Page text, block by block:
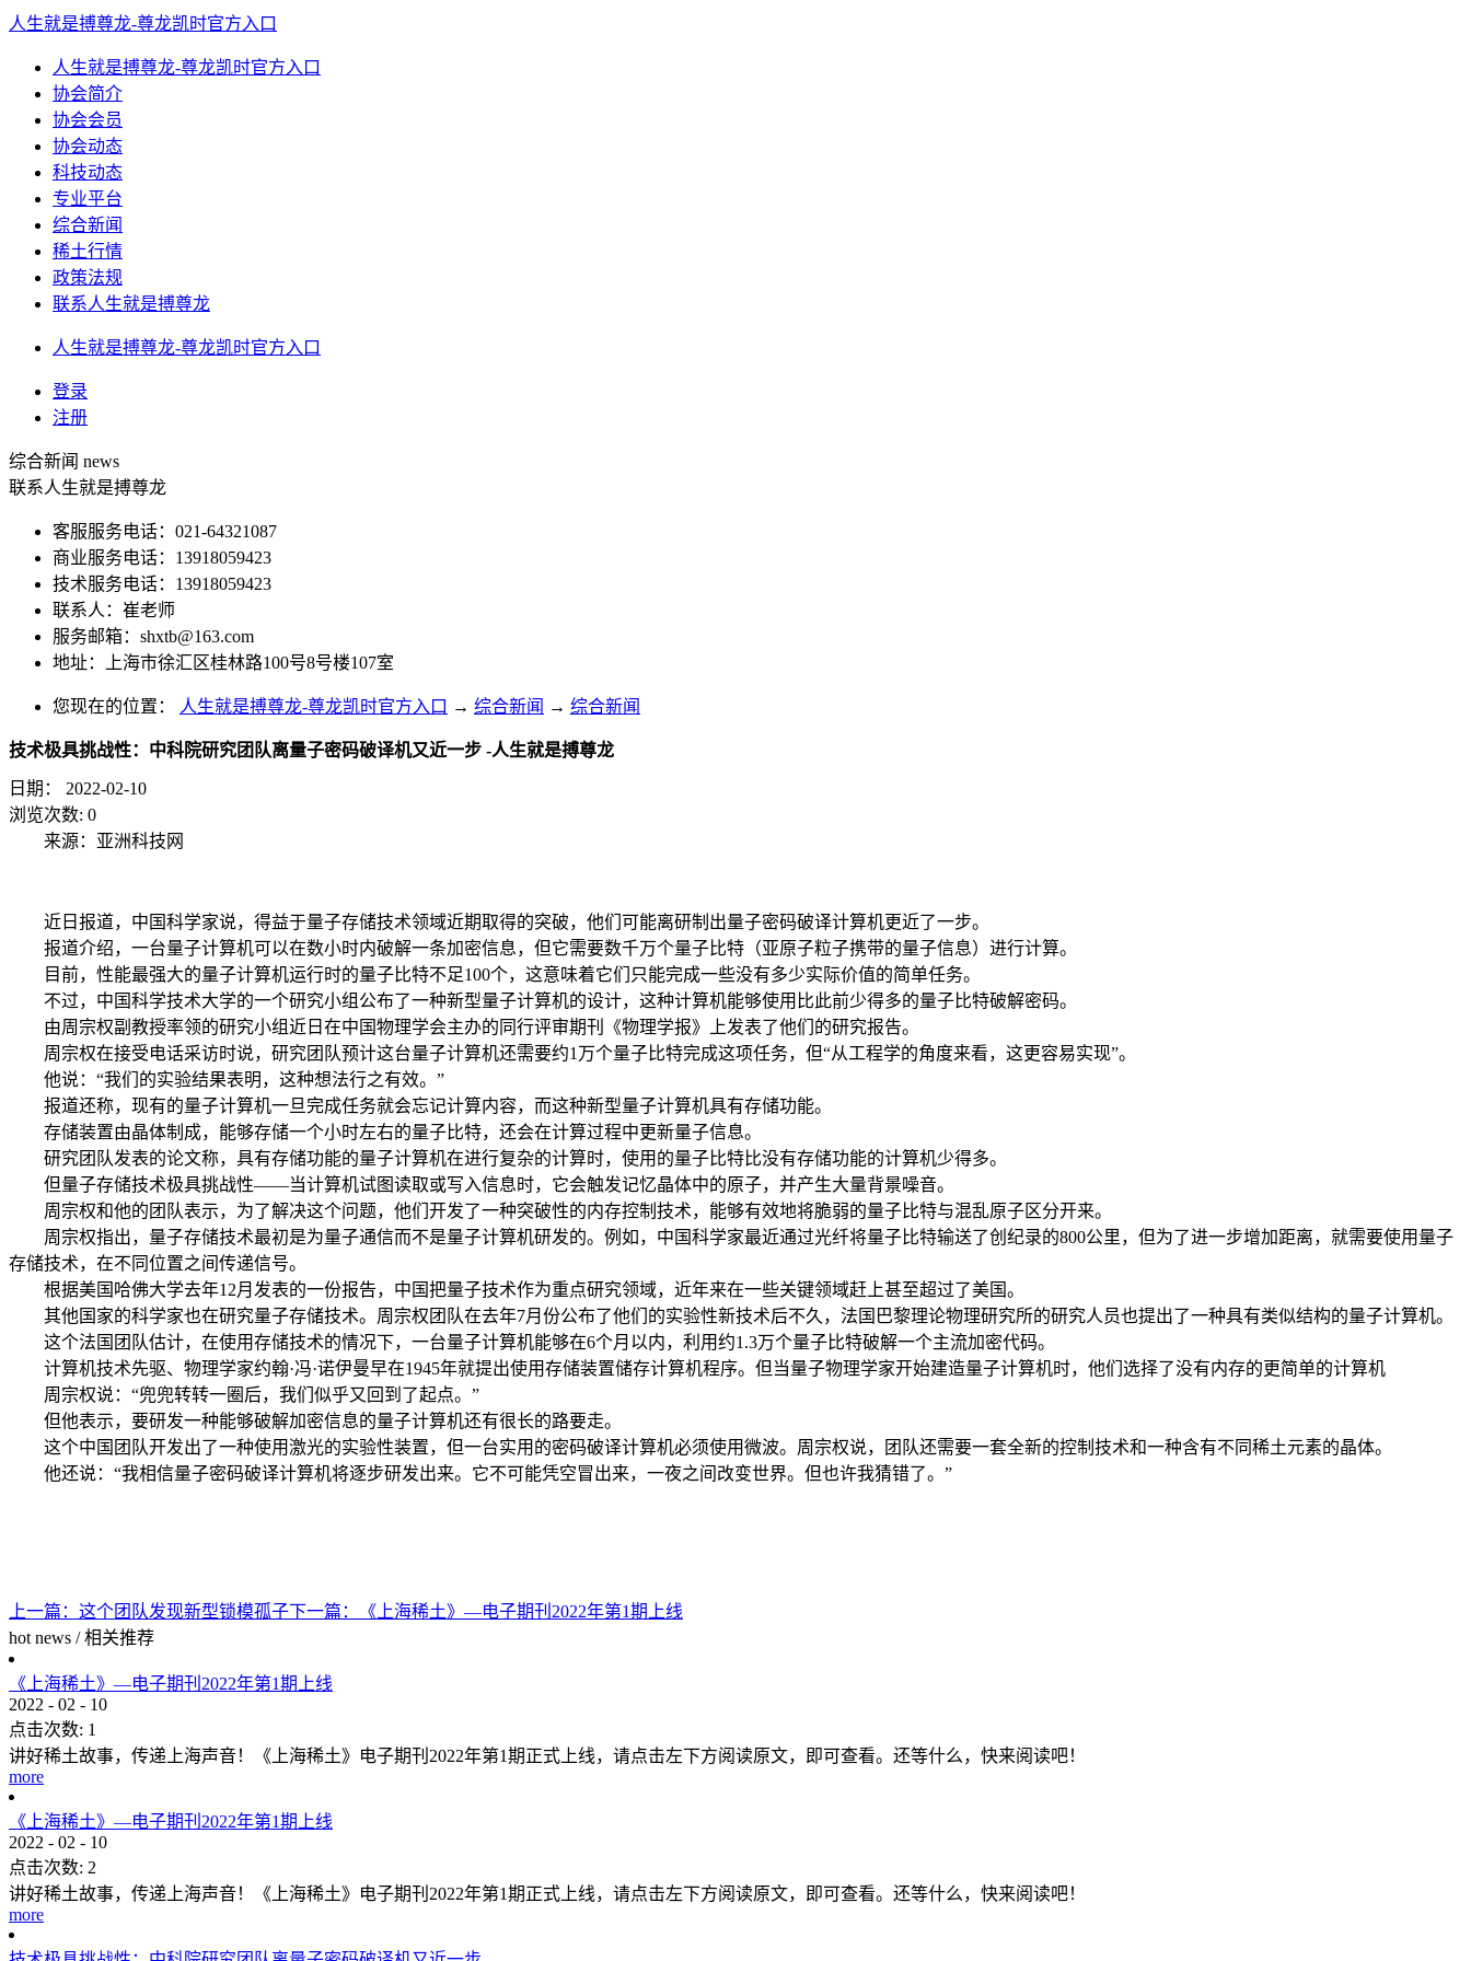
人生就是搏尊龙-尊龙凯时官方入口
人生就是搏尊龙-尊龙凯时官方入口
协会简介
协会会员
协会动态
科技动态
专业平台
综合新闻
稀土行情
政策法规
联系人生就是搏尊龙
人生就是搏尊龙-尊龙凯时官方入口
登录
注册
综合新闻 news
联系人生就是搏尊龙
客服服务电话：021-64321087
商业服务电话：13918059423
技术服务电话：13918059423
联系人：崔老师
服务邮箱： shxtb@163.com
地址：上海市徐汇区桂林路100号8号楼107室
您现在的位置： 人生就是搏尊龙-尊龙凯时官方入口 → 综合新闻 → 综合新闻
技术极具挑战性：中科院研究团队离量子密码破译机又近一步 -人生就是搏尊龙
日期：
2022-02-10
浏览次数: 0
来源：亚洲科技网
近日报道，中国科学家说，得益于量子存储技术领域近期取得的突破，他们可能离研制出量子密码破译计算机更近了一步。
报道介绍，一台量子计算机可以在数小时内破解一条加密信息，但它需要数千万个量子比特（亚原子粒子携带的量子信息）进行计算。
目前，性能最强大的量子计算机运行时的量子比特不足100个，这意味着它们只能完成一些没有多少实际价值的简单任务。
不过，中国科学技术大学的一个研究小组公布了一种新型量子计算机的设计，这种计算机能够使用比此前少得多的量子比特破解密码。
由周宗权副教授率领的研究小组近日在中国物理学会主办的同行评审期刊《物理学报》上发表了他们的研究报告。
周宗权在接受电话采访时说，研究团队预计这台量子计算机还需要约1万个量子比特完成这项任务，但“从工程学的角度来看，这更容易实现”。
他说：“我们的实验结果表明，这种想法行之有效。”
报道还称，现有的量子计算机一旦完成任务就会忘记计算内容，而这种新型量子计算机具有存储功能。
存储装置由晶体制成，能够存储一个小时左右的量子比特，还会在计算过程中更新量子信息。
研究团队发表的论文称，具有存储功能的量子计算机在进行复杂的计算时，使用的量子比特比没有存储功能的计算机少得多。
但量子存储技术极具挑战性——当计算机试图读取或写入信息时，它会触发记忆晶体中的原子，并产生大量背景噪音。
周宗权和他的团队表示，为了解决这个问题，他们开发了一种突破性的内存控制技术，能够有效地将脆弱的量子比特与混乱原子区分开来。
周宗权指出，量子存储技术最初是为量子通信而不是量子计算机研发的。例如，中国科学家最近通过光纤将量子比特输送了创纪录的800公里，但为了进一步增加距离，就需要使用量子
存储技术，在不同位置之间传递信号。
根据美国哈佛大学去年12月发表的一份报告，中国把量子技术作为重点研究领域，近年来在一些关键领域赶上甚至超过了美国。
其他国家的科学家也在研究量子存储技术。周宗权团队在去年7月份公布了他们的实验性新技术后不久，法国巴黎理论物理研究所的研究人员也提出了一种具有类似结构的量子计算机。
这个法国团队估计，在使用存储技术的情况下，一台量子计算机能够在6个月以内，利用约1.3万个量子比特破解一个主流加密代码。
计算机技术先驱、物理学家约翰·冯·诺伊曼早在1945年就提出使用存储装置储存计算机程序。但当量子物理学家开始建造量子计算机时，他们选择了没有内存的更简单的计算机
周宗权说：“兜兜转转一圈后，我们似乎又回到了起点。”
但他表示，要研发一种能够破解加密信息的量子计算机还有很长的路要走。
这个中国团队开发出了一种使用激光的实验性装置，但一台实用的密码破译计算机必须使用微波。周宗权说，团队还需要一套全新的控制技术和一种含有不同稀土元素的晶体。
他还说：“我相信量子密码破译计算机将逐步研发出来。它不可能凭空冒出来，一夜之间改变世界。但也许我猜错了。”
上一篇： 这个团队发现新型锁模孤子下一篇：
《上海稀土》—电子期刊2022年第1期上线
hot news / 相关推荐
《上海稀土》—电子期刊2022年第1期上线
2022 - 02 - 10
点击次数: 1
讲好稀土故事，传递上海声音！《上海稀土》电子期刊2022年第1期正式上线，请点击左下方阅读原文，即可查看。还等什么，快来阅读吧！
more
《上海稀土》—电子期刊2022年第1期上线
2022 - 02 - 10
点击次数: 2
讲好稀土故事，传递上海声音！《上海稀土》电子期刊2022年第1期正式上线，请点击左下方阅读原文，即可查看。还等什么，快来阅读吧！
more